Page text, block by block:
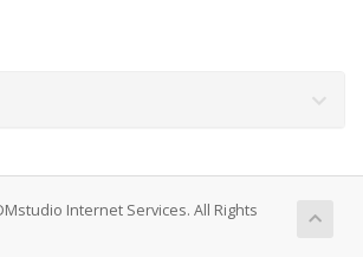
Internet Services. All Rights